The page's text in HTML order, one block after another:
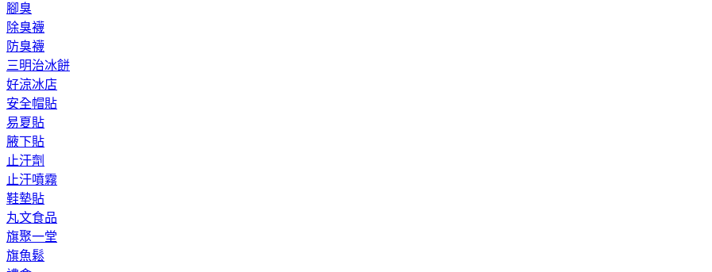
腳臭
除臭襪
防臭襪
三明治冰餅
好涼冰店
安全帽貼
易夏貼
腋下貼
止汗劑
止汗噴霧
鞋墊貼
丸文食品
旗聚一堂
旗魚鬆